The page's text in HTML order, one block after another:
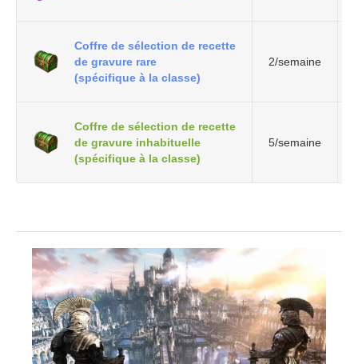
Coffre de sélection de recette
de gravure rare
(spécifique à la classe)
2/semaine
Coffre de sélection de recette
de gravure inhabituelle
(spécifique à la classe)
5/semaine